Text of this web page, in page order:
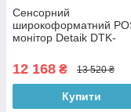
Сенсорний
широкоформатний
монітор Detaik DTK-
12 168 ₴ 13 520 ₴
Купити